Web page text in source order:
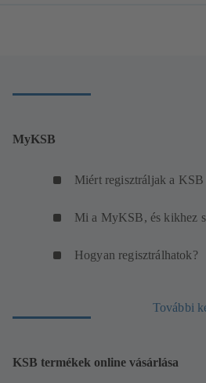
MyKSB
Miért regisztráljak a KSB
Mi a MyKSB, és kikhez
Hogyan regisztrálhatok?
További
KSB termékek online vásárlása